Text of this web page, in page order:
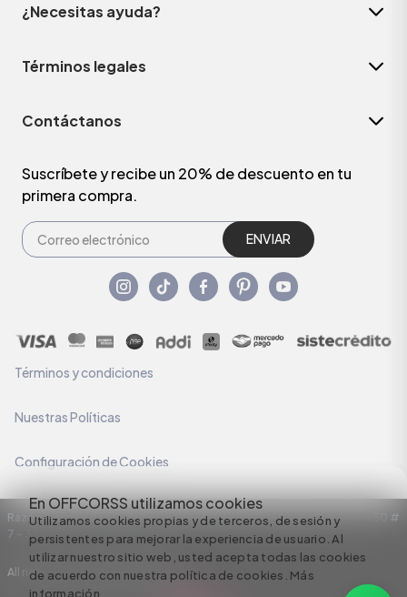
En OFFCORSS utilizamos cookies
Utilizamos cookies propias y de terceros, de sesión y
persistentes para mejorar la experiencia de usuario. Al
utilizar nuestro sitio web, usted acepta todas las cookies
de acuerdo con nuestra política de cookies. Más
información
¿Necesitas ayuda?
Términos legales
Contáctanos
Suscríbete y recibe un 20% de descuento en tu
primera compra.
ENVIAR
Términos y condiciones
Nuestras Políticas
Configuración de Cookies
Razón Social: C.I HERMECO S.A. NIT: 890924167-6 Dirección: Carrera 50 #
7 – 35
All rights reserved empowered by